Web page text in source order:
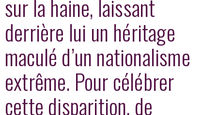
sur la haine, laissant
derrière lui un héritage
maculé d’un nationalisme
extrême. Pour célébrer
cette disparition, de